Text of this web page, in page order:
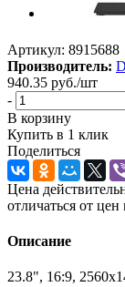
Артикул: 8915688
Производитель:
940.35 руб./шт
-
В корзину
Купить в 1 клик
Поделиться
Цена
отличаться от
Описание
23.8", 16:9,